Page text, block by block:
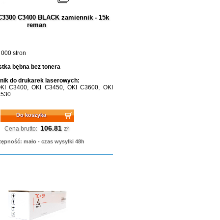
C3400 BLACK zamiennik - 15k
reman
stron
bębna bez tonera
do drukarek laserowych:
C3400, OKI C3450, OKI C3600, OKI
Do koszyka
Cena brutto: 106.81 zł
mało - czas wysyłki 48h